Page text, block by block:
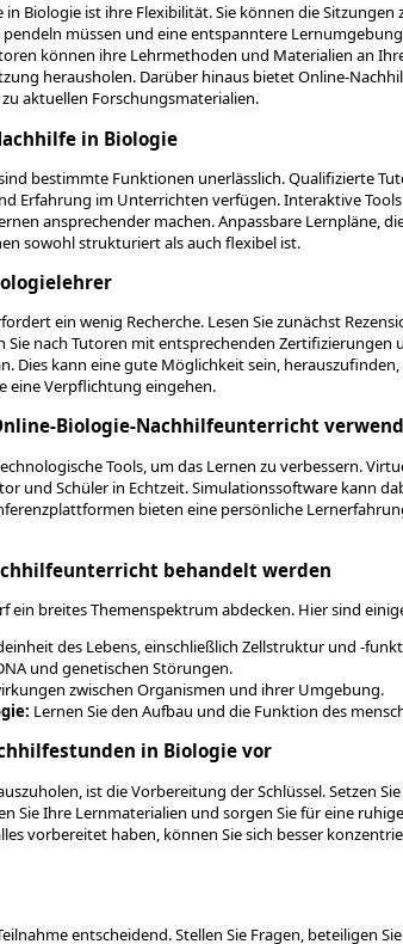
Biologie ist ihre Flexibilität. Sie können die Sitzungen
müssen und eine entspanntere
können ihre Lehrmethoden und Materialien an
herausholen. Darüber hinaus bietet Online-
aktuellen Forschungsmaterialien.
in Biologie
bestimmte Funktionen unerlässlich. Qualifizierte
Erfahrung im Unterrichten verfügen. Interaktive
ansprechender machen. Anpassbare Lernpläne,
sowohl strukturiert als auch flexibel ist.
ein wenig Recherche. Lesen Sie zunächst
nach Tutoren mit entsprechenden Zertifizierungen
Dies kann eine gute Möglichkeit sein,
eine Verpflichtung eingehen.
Biologie-Nachhilfeunterricht
Tools, um das Lernen zu verbessern.
und Schüler in Echtzeit. Simulationssoftware kann
bieten eine persönliche
behandelt werden
ein breites Themenspektrum abdecken. Hier sind
des Lebens, einschließlich Zellstruktur und -
und genetischen Störungen.
zwischen Organismen und ihrer Umgebung.
Lernen Sie den Aufbau und die Funktion des
in Biologie vor
ist die Vorbereitung der Schlüssel. Setzen
Sie Ihre Lernmaterialien und sorgen Sie für eine
vorbereitet haben, können Sie sich besser
entscheidend. Stellen Sie Fragen, beteiligen